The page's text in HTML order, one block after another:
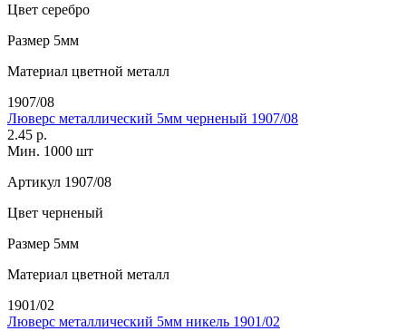
Цвет серебро
Размер 5мм
Материал цветной металл
1907/08
Люверс металлический 5мм черненый 1907/08
2.45 р.
Мин. 1000 шт
Артикул 1907/08
Цвет черненый
Размер 5мм
Материал цветной металл
1901/02
Люверс металлический 5мм никель 1901/02